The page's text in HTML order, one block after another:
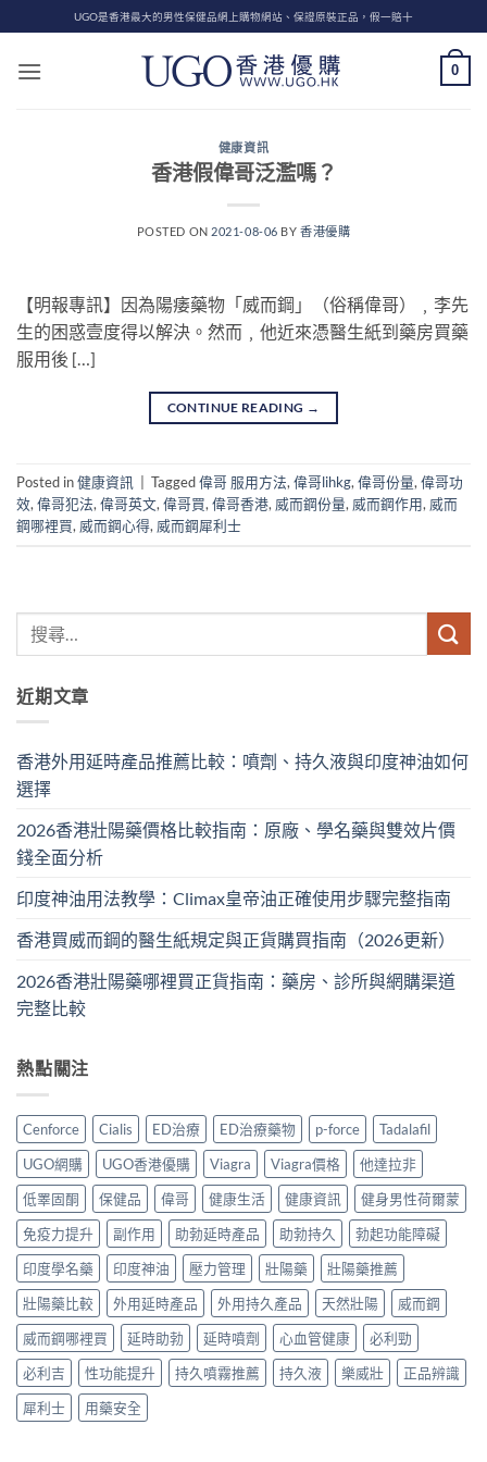
to
content
UGO是香港最大的男性保健品網上購物網站、保證原裝正品，假一賠十
0
健康資訊
香港假偉哥泛濫嗎？
POSTED ON 2021-08-06 BY香港優購
【明報專訊】因為陽痿藥物「威而鋼」（俗稱偉哥）﹐李先
生的困惑壹度得以解決。然而﹐他近來憑醫生紙到藥房買藥
服用後 […]
CONTINUE READING →
Posted in健康資訊 Tagged偉哥 服用方法, 偉哥lihkg, 偉哥份量, 偉哥功
效, 偉哥犯法, 偉哥英文, 偉哥買, 偉哥香港, 威而鋼份量, 威而鋼作用, 威而
鋼哪裡買, 威而鋼心得, 威而鋼犀利士
近期文章
香港外用延時產品推薦比較：噴劑、持久液與印度神油如何
選擇
2026香港壯陽藥價格比較指南：原廠、學名藥與雙效片價
錢全面分析
印度神油用法教學：Climax皇帝油正確使用步驟完整指南
香港買威而鋼的醫生紙規定與正貨購買指南（2026更新）
2026香港壯陽藥哪裡買正貨指南：藥房、診所與網購渠道
完整比較
熱點關注
Cenforce Cialis ED治療 ED治療藥物 p-force
Tadalafil
UGO網購
UGO香港優購 Viagra Viagra價格
他達拉非
低睪固酮
保健品 偉哥 健康生活 健康資訊
健身男性荷爾蒙
免疫力提升
副作用 助勃延時產品 助勃持久
勃起功能障礙
印度學名藥
印度神油 壓力管理 壯陽藥
壯陽藥推薦
壯陽藥比較
外用延時產品 外用持久產品 天然壯陽
威而鋼
威而鋼哪裡買
延時助勃 延時噴劑 心血管健康
必利勁
必利吉
性功能提升 持久噴霧推薦 持久液 樂威壯
正品辨識
犀利士
用藥安全